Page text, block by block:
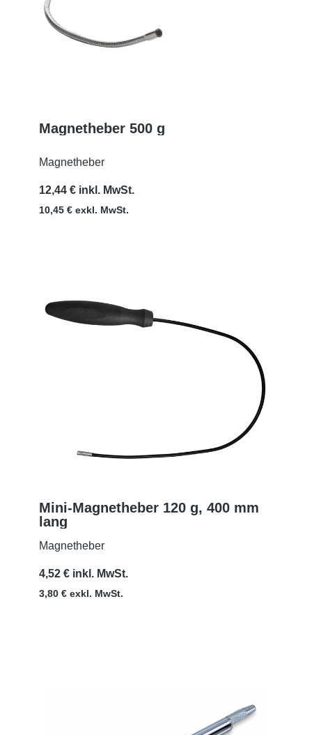
Magnetheber 500 g
Magnetheber
12,44 € inkl. MwSt.
10,45 € exkl. MwSt.
Mini-Magnetheber 120 g, 400 mm
lang
Magnetheber
4,52 € inkl. MwSt.
3,80 € exkl. MwSt.